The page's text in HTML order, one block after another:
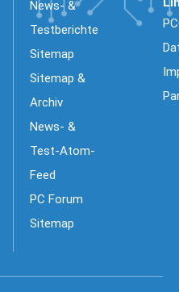
News- &
Testberichte
Sitemap
Sitemap &
Archiv
News- &
Test-Atom-
Feed
PC Forum
Sitemap